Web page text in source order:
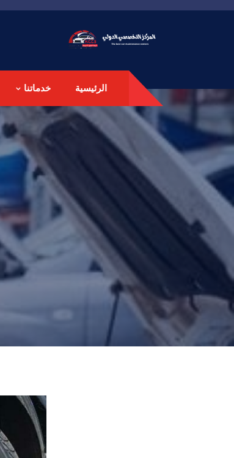
الرئيسية خدماتنا